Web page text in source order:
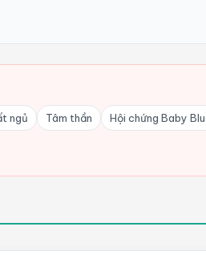
ngủ Tâm thần Hội chứng Baby